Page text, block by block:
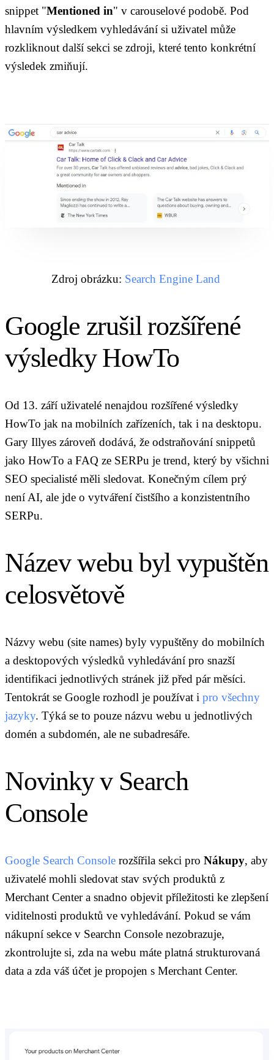
snippet "Mentioned in" v carouselové podobě. Pod
hlavním výsledkem vyhledávání si uživatel může
rozkliknout další sekci se zdroji, které tento konkrétní
výsledek zmiňují.
Zdroj obrázku: Search Engine Land
Google zrušil rozšířené
výsledky HowTo
Od 13. září uživatelé nenajdou rozšířené výsledky
HowTo jak na mobilních zařízeních, tak i na desktopu.
Gary Illyes zároveň dodává, že odstraňování snippetů
jako HowTo a FAQ ze SERPu je trend, který by všichni
SEO specialisté měli sledovat. Konečným cílem prý
není AI, ale jde o vytváření čistšího a konzistentního
SERPu.
Název webu byl vypuštěn
celosvětově
Názvy webu (site names) byly vypuštěny do mobilních
a desktopových výsledků vyhledávání pro snazší
identifikaci jednotlivých stránek již před pár měsíci.
Tentokrát se Google rozhodl je používat i pro všechny
jazyky. Týká se to pouze názvu webu u jednotlivých
domén a subdomén, ale ne subadresáře.
Novinky v Search
Console
Google Search Console rozšířila sekci pro Nákupy, aby
uživatelé mohli sledovat stav svých produktů z
Merchant Center a snadno objevit příležitosti ke zlepšení
viditelnosti produktů ve vyhledávání. Pokud se vám
nákupní sekce v Searchn Console nezobrazuje,
zkontrolujte si, zda na webu máte platná strukturovaná
data a zda váš účet je propojen s Merchant Center.